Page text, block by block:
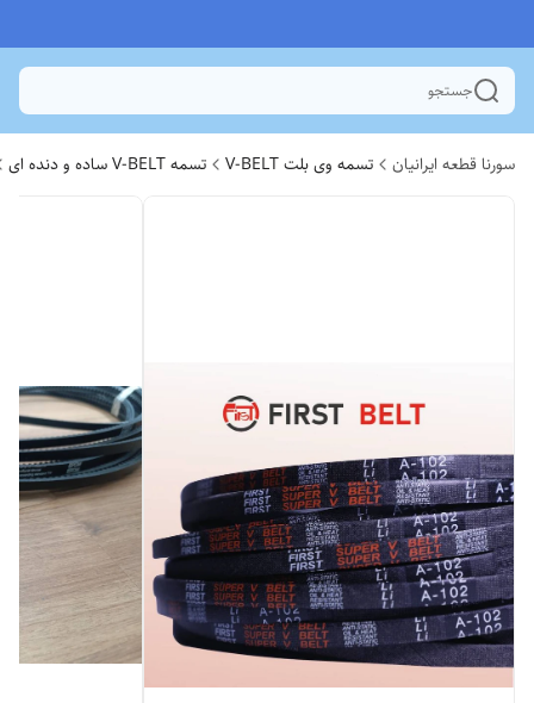
جستجو
سورنا قطعه ایرانیان تسمه وی بلت V-BELT تسمه V-BELT ساده و دنده ای